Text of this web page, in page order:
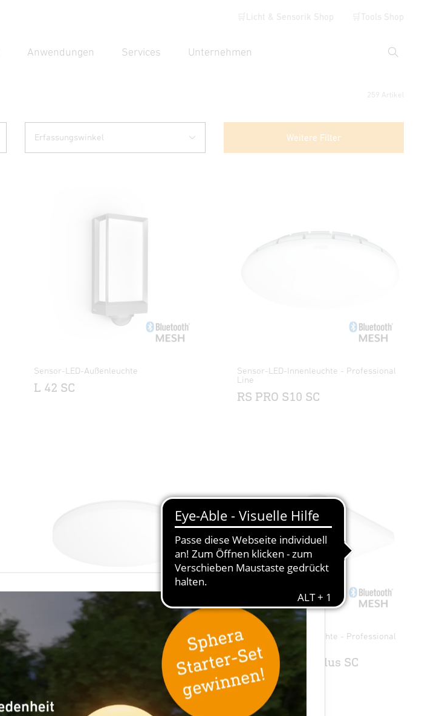
🛒Licht & Sensorik Shop 🛒Tools Shop
Anwendungen Services Unternehmen
Suche
×
259 Artikel
Weitere Filter
Erfassungswinkel
Sensor-LED-Außenleuchte
L 42 SC
Sensor-LED-Innenleuchte - Professional
Line
RS PRO S10 SC
Sensor-LED-Innenleuchte - Professional
Line
RS PRO R30 basic SC
Sensor-LED-Innenleuchte - Professional
Line
RS PRO R30 Q plus SC